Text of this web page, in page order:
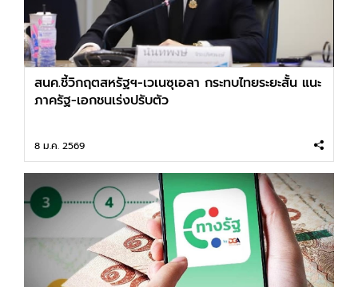
สนค.ชี้วิกฤตสหรัฐฯ-เวเนซุเอลา กระทบไทยระยะสั้น แนะ
ภาครัฐ-เอกชนเร่งปรับตัว
8 ม.ค. 2569